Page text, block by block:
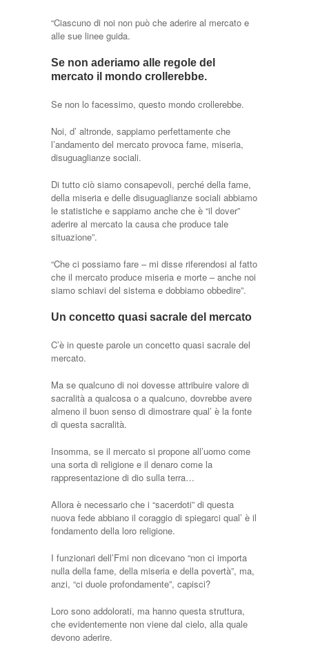
“Ciascuno di noi non può che aderire al mercato e
alle sue linee guida.
Se non aderiamo alle regole del
mercato il mondo crollerebbe.
Se non lo facessimo, questo mondo crollerebbe.
Noi, d’ altronde, sappiamo perfettamente che
l’andamento del mercato provoca fame, miseria,
disuguaglianze sociali.
Di tutto ciò siamo consapevoli, perché della fame,
della miseria e delle disuguaglianze sociali abbiamo
le statistiche e sappiamo anche che è “il dover”
aderire al mercato la causa che produce tale
situazione”.
“Che ci possiamo fare – mi disse riferendosi al fatto
che il mercato produce miseria e morte – anche noi
siamo schiavi del sistema e dobbiamo obbedire”.
Un concetto quasi sacrale del mercato
C’è in queste parole un concetto quasi sacrale del
mercato.
Ma se qualcuno di noi dovesse attribuire valore di
sacralità a qualcosa o a qualcuno, dovrebbe avere
almeno il buon senso di dimostrare qual’ è la fonte
di questa sacralità.
Insomma, se il mercato si propone all’uomo come
una sorta di religione e il denaro come la
rappresentazione di dio sulla terra…
Allora è necessario che i “sacerdoti” di questa
nuova fede abbiano il coraggio di spiegarci qual’ è il
fondamento della loro religione.
I funzionari dell’Fmi non dicevano “non ci importa
nulla della fame, della miseria e della povertà”, ma,
anzi, “ci duole profondamente”, capisci?
Loro sono addolorati, ma hanno questa struttura,
che evidentemente non viene dal cielo, alla quale
devono aderire.